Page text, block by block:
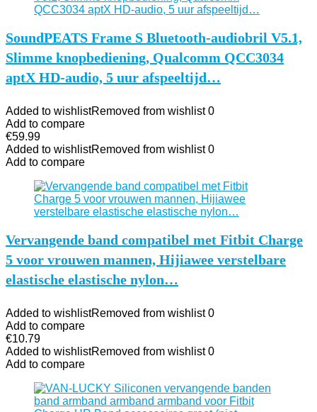
SoundPEATS Frame S Bluetooth-audiobril V5.1,
Slimme knopbediening, Qualcomm QCC3034
aptX HD-audio, 5 uur afspeeltijd…
Added to wishlistRemoved from wishlist 0
Add to compare
€59.99
Added to wishlistRemoved from wishlist 0
Add to compare
Vervangende band compatibel met Fitbit Charge
5 voor vrouwen mannen, Hijiawee verstelbare
elastische elastische nylon…
Added to wishlistRemoved from wishlist 0
Add to compare
€10.79
Added to wishlistRemoved from wishlist 0
Add to compare